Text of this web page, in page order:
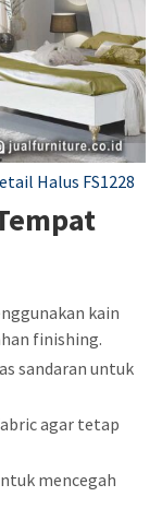
Halus FS1228
kain
finishing.
sandaran untuk
agar tetap
mencegah